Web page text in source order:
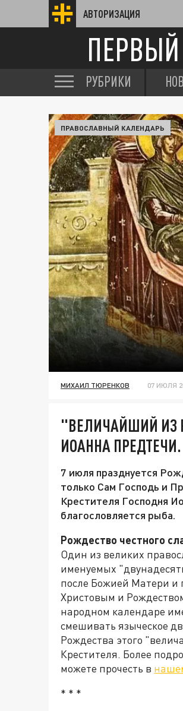
АВТОРИЗАЦИЯ
РУБРИКИ
ПРАВОСЛАВНЫЙ КАЛЕНДАРЬ
МИХАИЛ ТЮРЕНКОВ 07 ИЮЛЯ
"ВЕЛИЧАЙШИЙ ИЗ
ИОАННА
7 июля празднуется
только Сам Господь и
Крестителя Господня
благословляется рыба.
Рождество честного
Один из великих
именуемых
после Божией Матери и
Христовым и
народном календаре
смешивать языческое
Рождества этого
Крестителя. Более
можете прочесть в
* * *